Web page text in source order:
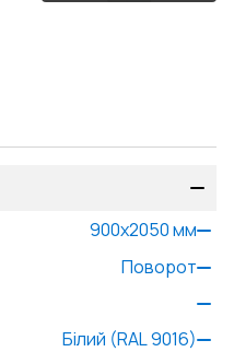
900x2050мм
Поворот
Білий (RAL 9016)